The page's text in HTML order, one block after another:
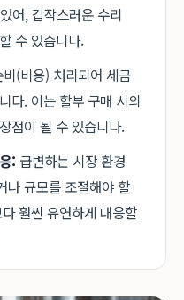
어, 갑작스러운 수리
수 있습니다.
(비용) 처리되어 세금
다. 이는 할부 구매 시의
점이 될 수 있습니다.
: 급변하는 시장 환경
나 규모를 조절해야 할
훨씬 유연하게 대응할